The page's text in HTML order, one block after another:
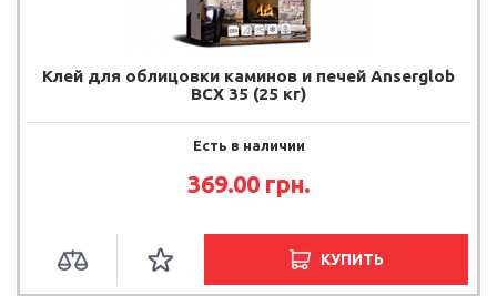
Клей для облицовки каминов и печей Anserglob
BCX 35 (25 кг)
Есть в наличии
369.00 грн.
КУПИТЬ